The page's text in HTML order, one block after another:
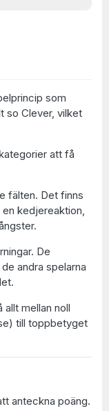
som
so Clever, vilket
att få
fälten. Det finns
kedjereaktion,
De
andra spelarna
allt mellan noll
till toppbetyget
anteckna poäng.